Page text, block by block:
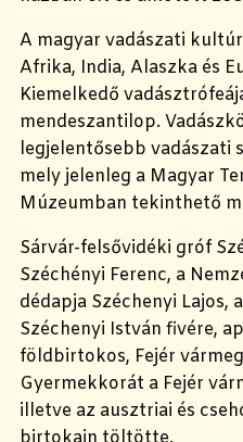
A magyar vadászati
Afrika, India, Alaszka és
Kiemelkedő
mendeszantilop.
legjelentősebb vadászati
mely jelenleg a Magyar
Múzeumban tekinthető
Sárvár-felsővidéki gróf
Széchényi Ferenc, a
dédapja Széchenyi Lajos,
Széchenyi István fivére,
földbirtokos, Fejér
Gyermekkorát a Fejér
illetve az ausztriai és